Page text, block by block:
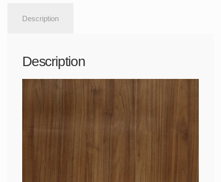
Description
Description